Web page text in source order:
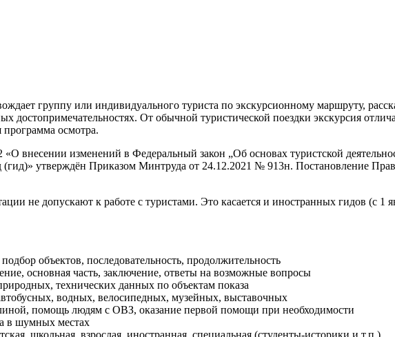
группу или индивидуального туриста по экскурсионному маршруту,
достопримечательностях. От обычной туристической поездки экскурсия
программа осмотра.
внесении изменений в Федеральный закон „Об основах туристской
(гид)» утверждён Приказом Минтруда от 24.12.2021 № 913н. Постановление
не допускают к работе с туристами. Это касается и иностранных гидов (с 1
объектов, последовательность, продолжительность
основная часть, заключение, ответы на возможные вопросы
технических данных по объектам показа
водных, велосипедных, музейных, выставочных
помощь людям с ОВЗ, оказание первой помощи при необходимости
в шумных местах
школьная, взрослая, иностранная, специальная (студенты-историки и т.п.)